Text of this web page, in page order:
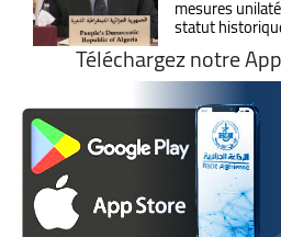
mesures
statut
Téléchargez notre